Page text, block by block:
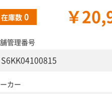
在庫数 0 ￥
管理番号
S6KK04100815
カー